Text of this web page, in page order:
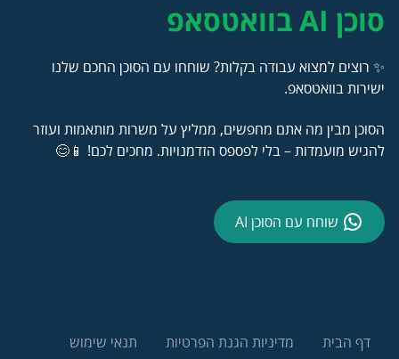
סוכן AI בוואטסאפ
✨ רוצים למצוא עבודה בקלות? שוחחו עם הסוכן החכם שלנו
ישירות בוואטסאפ.
הסוכן מבין מה אתם מחפשים, ממליץ על משרות מותאמות ועוזר
להגיש מועמדות – בלי לפספס הזדמנויות. מחכים לכם! 📱😊
שוחח עם הסוכן AI
דף הבית מדיניות הגנת הפרטיות תנאי שימוש